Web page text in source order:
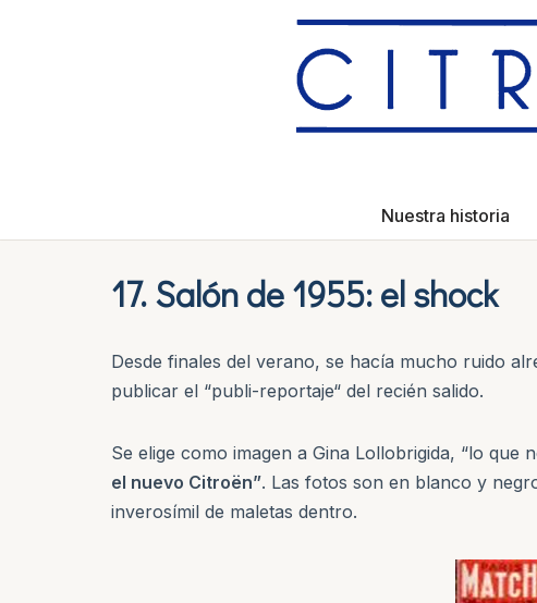
Nuestra historia
17. Salón de 1955: el shock
Desde finales del verano, se hacía mucho ruido
publicar el “publi-reportaje“ del recién salido.
Se elige como imagen a Gina Lollobrigida, “lo que
el nuevo Citroën”. Las fotos son en blanco y
inverosímil de maletas dentro.